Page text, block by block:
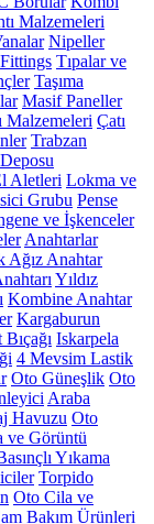
Malzemeleri
Nipeller
Fittings Tıpalar ve
Taşıma
Masif Paneller
Malzemeleri Çatı
Trabzan
Aletleri Lokma ve
Grubu Pense
ve İşkenceler
Anahtarlar
Ağız Anahtar
Yıldız
Kombine Anahtar
Kargaburun
Iskarpela
4 Mevsim Lastik
Oto Güneşlik Oto
Araba
Havuzu Oto
ve Görüntü
Yıkama
Torpido
Oto Cila ve
Bakım Ürünleri